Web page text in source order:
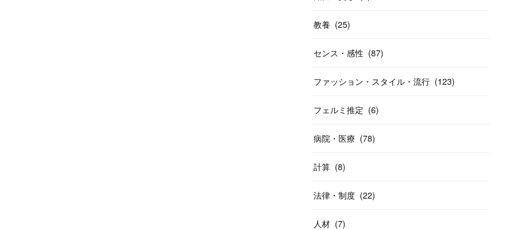
教養 (25)
センス・感性 (87)
ファッション・スタイル・流行 (123)
フェルミ推定 (6)
病院・医療 (78)
計算 (8)
法律・制度 (22)
人材 (7)